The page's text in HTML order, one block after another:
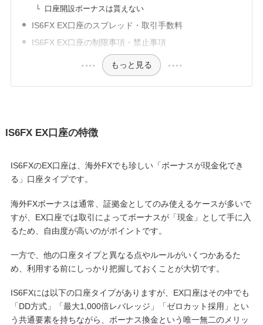
口座開設ボーナスは貰えない
IS6FX EX口座のスプレッド・取引手数料
IS6FX EX口座の制限事項・禁止事項
もっと見る
IS6FX EX口座の特徴
IS6FXのEX口座は、海外FXでも珍しい「ボーナスが現金化でき
る」口座タイプです。
海外FXボーナスは通常、証拠金としてのみ使えるケースが多いで
すが、EX口座では取引によってボーナスが「現金」として手に入
るため、自由度が高いのがポイントです。
一方で、他の口座タイプと異なる点やルールがいくつかあるた
め、利用する前にしっかり把握しておくことが大切です。
IS6FXには以下の口座タイプがありますが、EX口座はその中でも
「DD方式」「最大1,000倍レバレッジ」「ゼロカット採用」とい
う共通要素を持ちながら、ボーナス換金という唯一無二のメリッ